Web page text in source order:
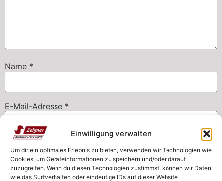
Einwilligung verwalten
Um dir ein optimales Erlebnis zu bieten, verwenden wir Technologien wie
Cookies, um Geräteinformationen zu speichern und/oder darauf
zuzugreifen. Wenn du diesen Technologien zustimmst, können wir Daten
wie das Surfverhalten oder eindeutige IDs auf dieser Website
Name *
E-Mail-Adresse *
Website